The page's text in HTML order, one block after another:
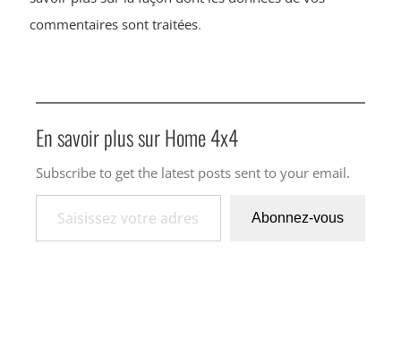
commentaires sont traitées.
En savoir plus sur Home 4x4
Subscribe to get the latest posts sent to your email.
Saisissez votre adresse e-mail…
Abonnez-vous